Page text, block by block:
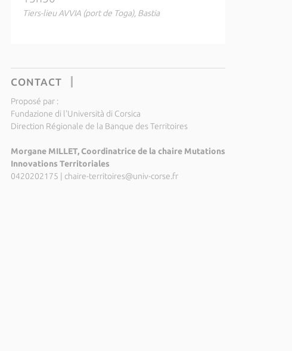
Tiers-lieu AVVIA (port de Toga), Bastia
CONTACT
Proposé par :
Fundazione di l'Università di Corsica
Direction Régionale de la Banque des Territoires
Morgane MILLET, Coordinatrice de la chaire Mutations
Innovations Territoriales
0420202175
chaire-territoires@univ-corse.fr